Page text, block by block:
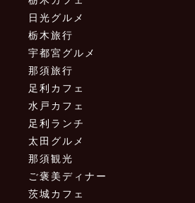
日光グルメ
栃木旅行
宇都宮グルメ
那須旅行
足利カフェ
水戸カフェ
足利ランチ
太田グルメ
那須観光
ご褒美ディナー
茨城カフェ